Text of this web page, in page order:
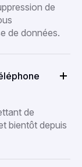
de
de données.
de
bientôt depuis